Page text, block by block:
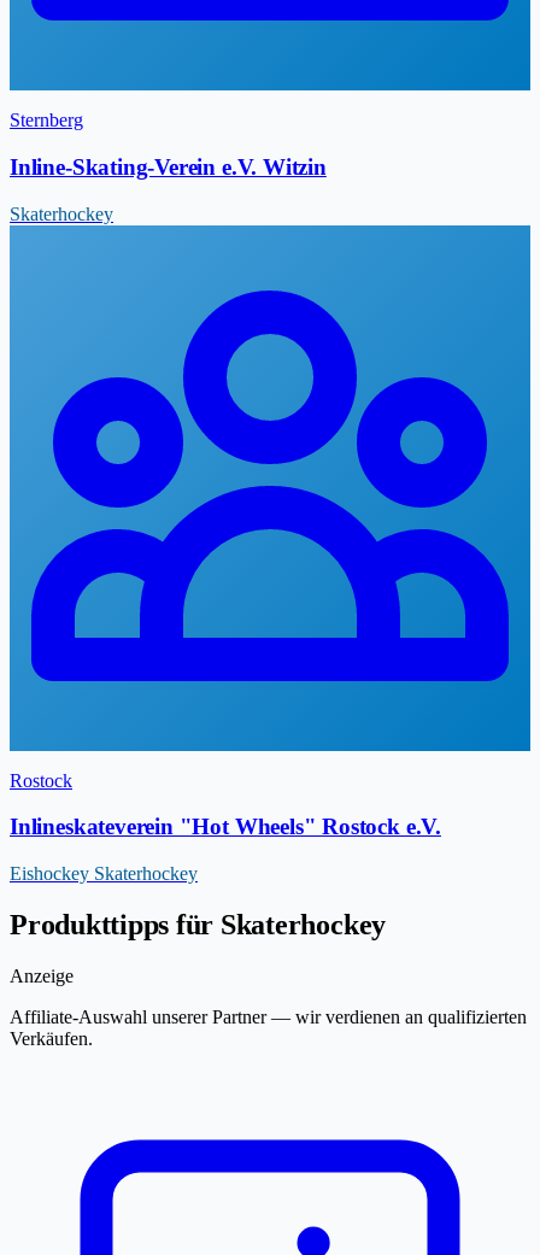
Sternberg
Inline-Skating-Verein e.V. Witzin
Skaterhockey
Rostock
Inlineskateverein "Hot Wheels" Rostock e.V.
Eishockey Skaterhockey
Produkttipps für Skaterhockey
Anzeige
Affiliate-Auswahl unserer Partner — wir verdienen an qualifizierten
Verkäufen.